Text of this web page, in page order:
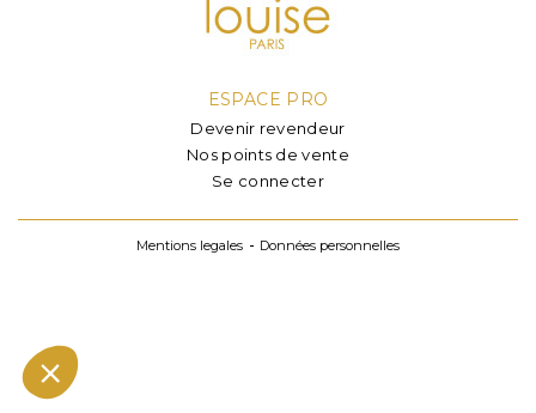
ESPACE PRO
Devenir revendeur
Nos points de vente
Se connecter
Mentions legales Données personnelles